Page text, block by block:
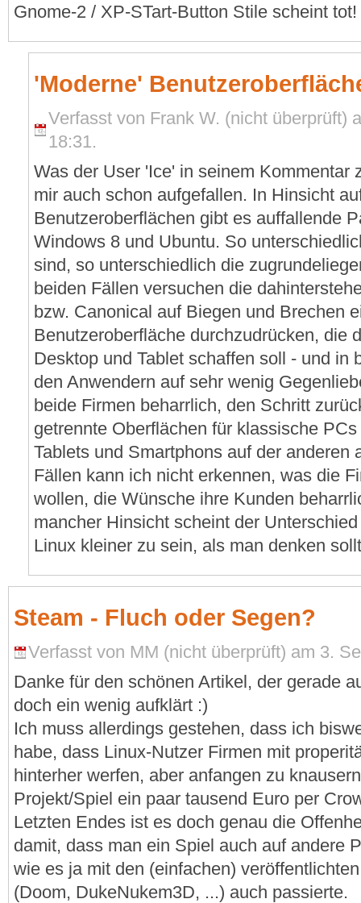
Gnome-2 / XP-STart-Button Stile scheint tot!
'Moderne'
Verfasst von Frank W. (nicht überprüft)
18:31.
Was der User 'Ice' in seinem Kommentar
mir auch schon aufgefallen. In Hinsicht
Benutzeroberflächen gibt es auffallende
Windows 8 und Ubuntu. So
sind, so unterschiedlich die
beiden Fällen versuchen die
bzw. Canonical auf Biegen und Brechen
Benutzeroberfläche durchzudrücken, die
Desktop und Tablet schaffen soll - und in
den Anwendern auf sehr wenig
beide Firmen beharrlich, den Schritt
getrennte Oberflächen für klassische
Tablets und Smartphons auf der anderen
Fällen kann ich nicht erkennen, was die
wollen, die Wünsche ihre Kunden
mancher Hinsicht scheint der
Linux kleiner zu sein, als man denken
Steam - Fluch oder Segen?
Verfasst von MM (nicht überprüft) am 3.
Danke für den schönen Artikel, der gerade
doch ein wenig aufklärt :)
Ich muss allerdings gestehen, dass ich
habe, dass Linux-Nutzer Firmen mit
hinterher werfen, aber anfangen zu
Projekt/Spiel ein paar tausend Euro per
Letzten Endes ist es doch genau die
damit, dass man ein Spiel auch auf andere
wie es ja mit den (einfachen)
(Doom, DukeNukem3D, ...) auch passierte.